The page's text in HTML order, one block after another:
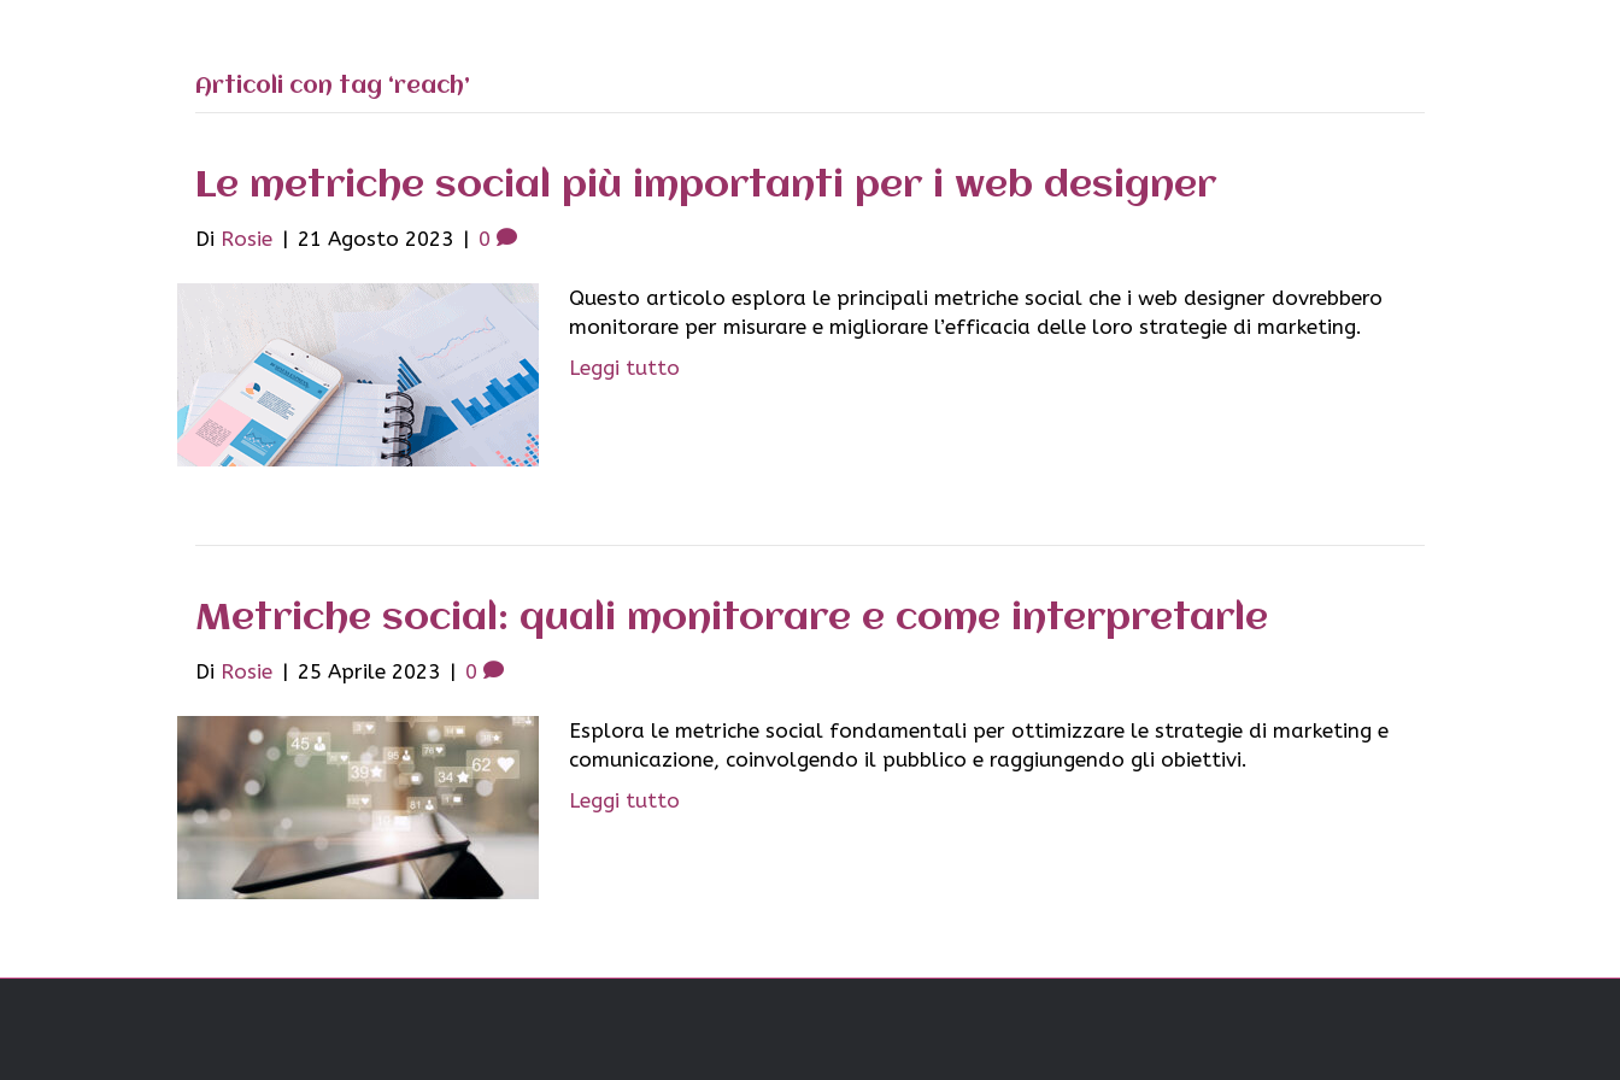
Articoli con tag ‘reach’
Le metriche social più importanti per i web designer
Di Rosie | 21 Agosto 2023 | 0
Questo articolo esplora le principali metriche social che i web designer dovrebbero
monitorare per misurare e migliorare l’efficacia delle loro strategie di marketing.
Leggi tutto
Metriche social: quali monitorare e come interpretarle
Di Rosie | 25 Aprile 2023 | 0
Esplora le metriche social fondamentali per ottimizzare le strategie di marketing e
comunicazione, coinvolgendo il pubblico e raggiungendo gli obiettivi.
Leggi tutto